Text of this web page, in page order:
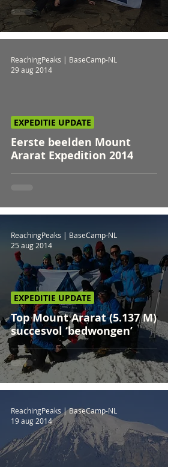
Eerste beelden Mount
Ararat Expedition 2014
EXPEDITIE UPDATE
ReachingPeaks | BaseCamp-NL
29 aug 2014
Top Mount Ararat (5.137 M)
succesvol ‘bedwongen’
EXPEDITIE UPDATE
ReachingPeaks | BaseCamp-NL
25 aug 2014
ReachingPeaks | BaseCamp-NL
19 aug 2014